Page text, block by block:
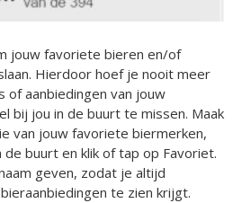
jouw favoriete bieren en/of
Hierdoor hoef je nooit meer
of aanbiedingen van jouw
bij jou in de buurt te missen. Maak
van jouw favoriete biermerken,
de buurt en klik of tap op Favoriet.
geven, zodat je altijd
te zien krijgt.